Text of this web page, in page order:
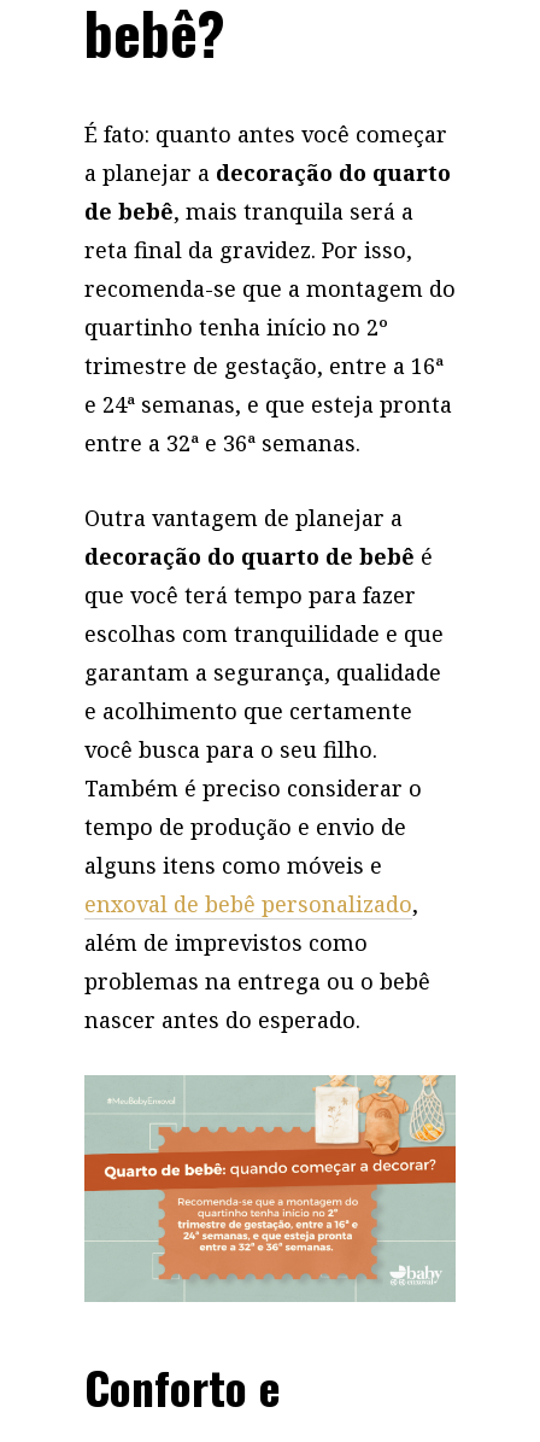
bebê?
É fato: quanto antes você começar
a planejar a decoração do quarto
de bebê, mais tranquila será a
reta final da gravidez. Por isso,
recomenda-se que a montagem do
quartinho tenha início no 2º
trimestre de gestação, entre a 16ª
e 24ª semanas, e que esteja pronta
entre a 32ª e 36ª semanas.
Outra vantagem de planejar a
decoração do quarto de bebê é
que você terá tempo para fazer
escolhas com tranquilidade e que
garantam a segurança, qualidade
e acolhimento que certamente
você busca para o seu filho.
Também é preciso considerar o
tempo de produção e envio de
alguns itens como móveis e
enxoval de bebê personalizado,
além de imprevistos como
problemas na entrega ou o bebê
nascer antes do esperado.
Conforto e